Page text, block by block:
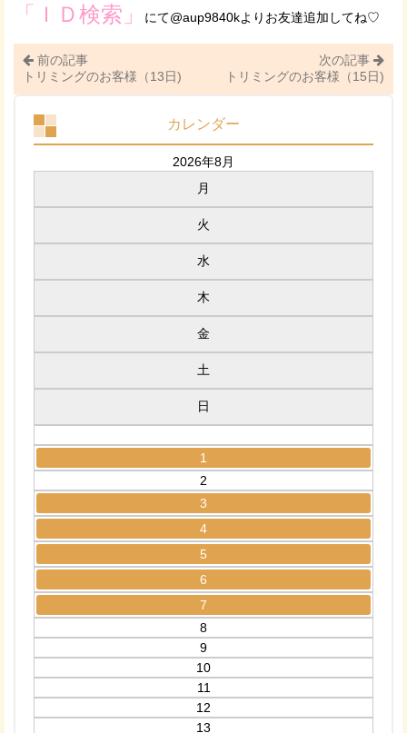
「ＩＤ検索」 にて@aup9840kよりお友達追加してね♡
前の記事
トリミングのお客様（13日)
次の記事
トリミングのお客様（15日)
カレンダー
2026年8月
月
火
水
木
金
土
日
1
2
3
4
5
6
7
8
9
10
11
12
13